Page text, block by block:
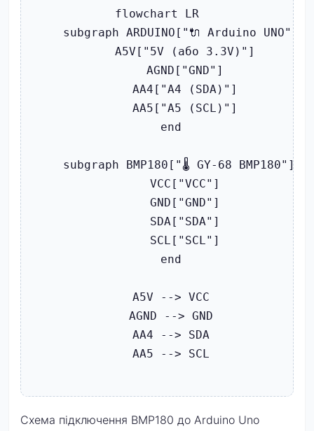
flowchart LR
    subgraph ARDUINO["🔌 Arduino UNO"]
        A5V["5V (або 3.3V)"]
        AGND["GND"]
        AA4["A4 (SDA)"]
        AA5["A5 (SCL)"]
    end
    subgraph BMP180["🌡️ GY-68 BMP180"]
        VCC["VCC"]
        GND["GND"]
        SDA["SDA"]
        SCL["SCL"]
    end
    A5V --> VCC
    AGND --> GND
    AA4 --> SDA
    AA5 --> SCL
Схема підключення BMP180 до Arduino Uno